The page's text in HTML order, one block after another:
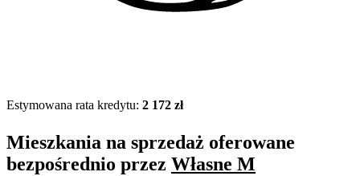
Estymowana rata kredytu: 2 172 zł
Mieszkania na sprzedaż oferowane
bezpośrednio przez Własne M